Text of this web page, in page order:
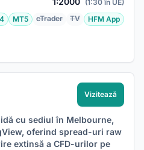
(1:30 în UE)
MT5 cTrader TV HFM App
Vizitează
cu sediul în Melbourne,
oferind spread-uri raw
extinsă a CFD-urilor pe